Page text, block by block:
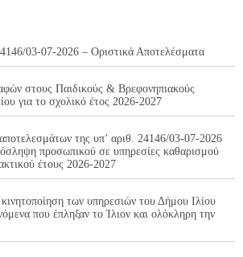
03-07-2026 – Οριστικά Αποτελέσματα
στους Παιδικούς & Βρεφονηπιακούς
για το σχολικό έτος 2026-2027
της υπ’ αριθ. 24146/03-07-2026
προσωπικού σε υπηρεσίες καθαρισμού
έτους 2026-2027
των υπηρεσιών του Δήμου Ιλίου
που έπληξαν το Ίλιον και ολόκληρη την